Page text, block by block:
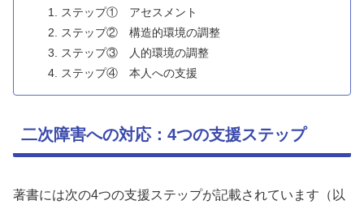
ステップ① アセスメント
ステップ② 構造的環境の調整
ステップ③ 人的環境の調整
ステップ④ 本人への支援
二次障害への対応：4つの支援ステップ
著書には次の4つの支援ステップが記載されています（以